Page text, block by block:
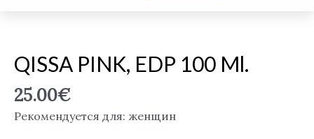
QISSA PINK, EDP 100 Ml.
25.00€
Рекомендуется для: женщин
QISSA
PINK,
EDP
ml.